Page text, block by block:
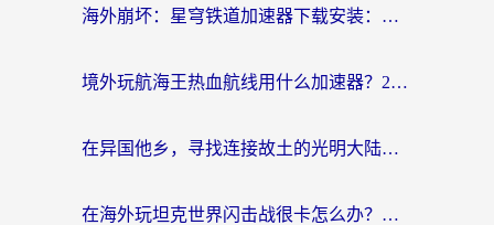
海外崩坏：星穹铁道加速器下载安装：一份给游子的终极网络指南
境外玩航海王热血航线用什么加速器？2026海外玩家实测最优方案（附欧洲问道堡垒前线加速技巧）
在异国他乡，寻找连接故土的光明大陆免费加速器
在海外玩坦克世界闪击战很卡怎么办？老玩家亲测有效的加速器选择指南